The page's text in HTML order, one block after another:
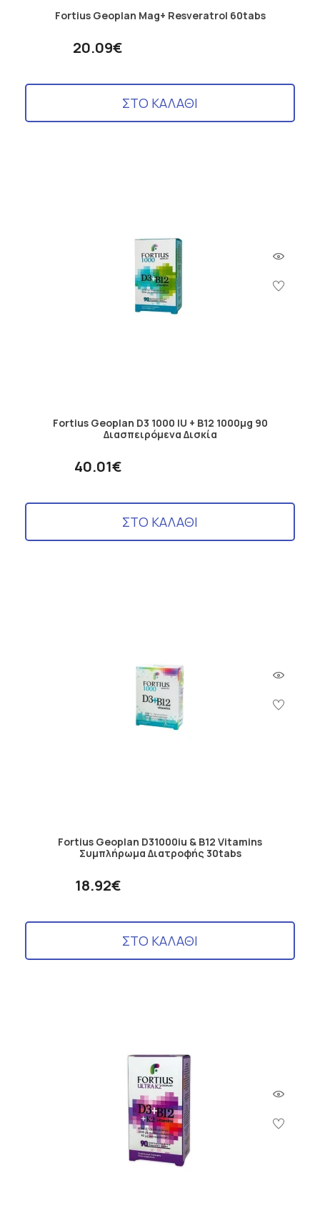
Fortius Geoplan Mag+ Resveratrol 60tabs
20.09€
ΣΤΟ ΚΑΛΑΘΙ
Fortius Geoplan D3 1000 IU + B12 1000μg 90
Διασπειρόμενα Δισκία
40.01€
ΣΤΟ ΚΑΛΑΘΙ
Fortius Geoplan D31000iu & B12 Vitamins
Συμπλήρωμα Διατροφής 30tabs
18.92€
ΣΤΟ ΚΑΛΑΘΙ